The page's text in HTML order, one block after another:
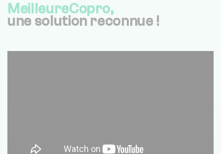
MeilleureCopro,
une solution reconnue !